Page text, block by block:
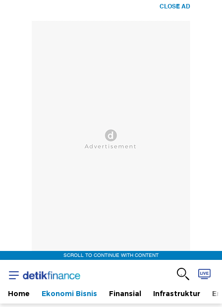
CLOSE AD
SCROLL TO CONTINUE WITH CONTENT
Home Ekonomi Bisnis Finansial Infrastruktur